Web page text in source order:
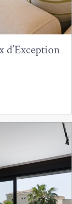
d’Exception